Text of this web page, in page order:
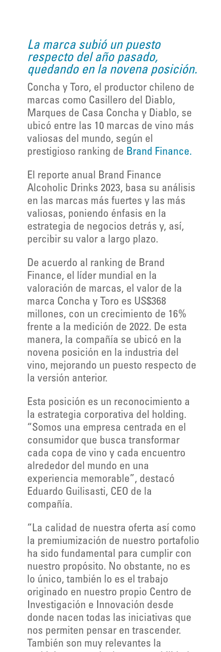
La marca subió un puesto
respecto del año pasado,
quedando en la novena posición.
Concha y Toro, el productor chileno de
marcas como Casillero del Diablo,
Marques de Casa Concha y Diablo, se
ubicó entre las 10 marcas de vino más
valiosas del mundo, según el
prestigioso ranking de Brand Finance.
El reporte anual Brand Finance
Alcoholic Drinks 2023, basa su análisis
en las marcas más fuertes y las más
valiosas, poniendo énfasis en la
estrategia de negocios detrás y, así,
percibir su valor a largo plazo.
De acuerdo al ranking de Brand
Finance, el líder mundial en la
valoración de marcas, el valor de la
marca Concha y Toro es US$368
millones, con un crecimiento de 16%
frente a la medición de 2022. De esta
manera, la compañía se ubicó en la
novena posición en la industria del
vino, mejorando un puesto respecto de
la versión anterior.
Esta posición es un reconocimiento a
la estrategia corporativa del holding.
“Somos una empresa centrada en el
consumidor que busca transformar
cada copa de vino y cada encuentro
alrededor del mundo en una
experiencia memorable”, destacó
Eduardo Guilisasti, CEO de la
compañía.
“La calidad de nuestra oferta así como
la premiumización de nuestro portafolio
ha sido fundamental para cumplir con
nuestro propósito. No obstante, no es
lo único, también lo es el trabajo
originado en nuestro propio Centro de
Investigación e Innovación desde
donde nacen todas las iniciativas que
nos permiten pensar en trascender.
También son muy relevantes la